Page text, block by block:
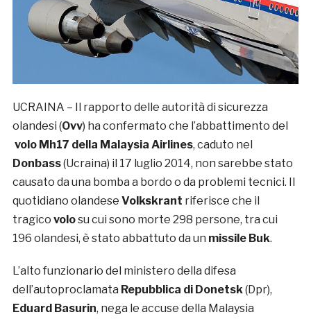
UCRAINA – Il rapporto delle autorità di sicurezza
olandesi (Ovv) ha confermato che l’abbattimento del
volo Mh17 della Malaysia Airlines, caduto nel
Donbass(Ucraina) il 17 luglio 2014, non sarebbe stato
causato da una bomba a bordo o da problemi tecnici. Il
quotidiano olandese Volkskrant riferisce che il
tragico volosu cui sono morte 298 persone, tra cui
196 olandesi, è stato abbattuto da un missile Buk.
L’alto funzionario del ministero della difesa
dell’autoproclamata Repubblica di Donetsk (Dpr),
Eduard Basurin, nega le accuse della Malaysia